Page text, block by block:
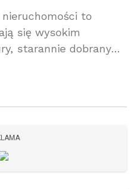
to
się wysokim
starannie dobranymi
do przestrzeni